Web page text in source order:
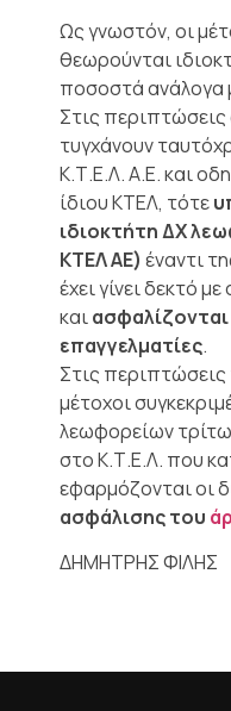
Ως γνωστόν, οι
θεωρούνται
ποσοστά ανάλογα
Στις
τυγχάνουν
Κ.Τ.Ε.Λ. Α.Ε. και
ίδιου ΚΤΕΛ, τότε
ιδιοκτήτη ΔΧ
ΚΤΕΛ ΑΕ) έναντι
έχει γίνει δεκτό
και
επαγγελματίες.
Στις
μέτοχοι
λεωφορείων
στο Κ.Τ.Ε.Λ. που
εφαρμόζονται οι
ασφάλισης του
ΔΗΜΗΤΡΗΣ ΦΙΛΗΣ